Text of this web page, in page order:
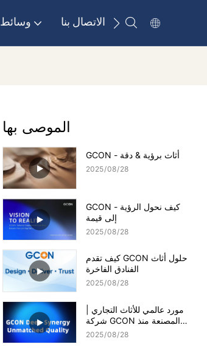
وسائط الاتصال بنا
الموصى بها
GCON - أثاث برؤية & دقة
2025 08 28
GCON - كيف نحول الرؤية
إلى قيمة
2025 08 28
كيف تقدم GCON حلول أثاث
الفنادق الفاخرة
2025 08 28
مورد عالمي للأثاث التجاري |
شركة GCON المصنعة منذ
1995
2025 08 28